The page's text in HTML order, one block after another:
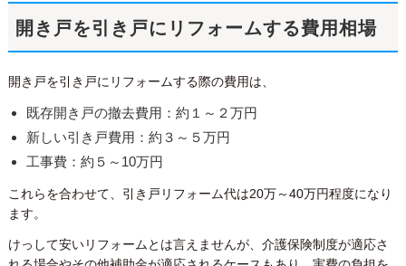
開き戸を引き戸にリフォームする費用相場
開き戸を引き戸にリフォームする際の費用は、
既存開き戸の撤去費用：約１～２万円
新しい引き戸費用：約３～５万円
工事費：約５～10万円
これらを合わせて、引き戸リフォーム代は20万～40万円程度になり
ます。
けっして安いリフォームとは言えませんが、介護保険制度が適応さ